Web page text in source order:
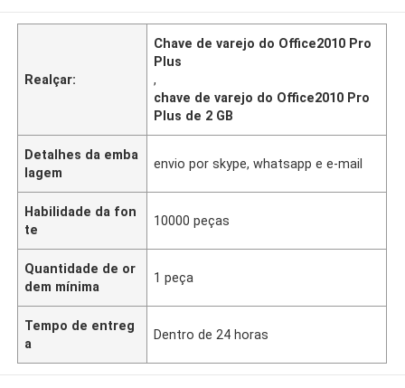
Realçar:
Chave de varejo do Office2010 Pro
Plus
,
chave de varejo do Office2010 Pro
Plus de 2 GB
Detalhes da emba
lagem
envio por skype, whatsapp e e-mail
Habilidade da fon
te
10000 peças
Quantidade de or
dem mínima
1 peça
Tempo de entreg
a
Dentro de 24 horas